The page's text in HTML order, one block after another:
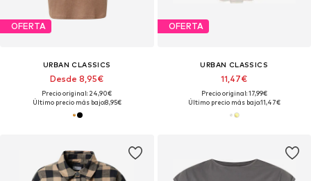
OFERTA
URBAN CLASSICS
Desde 8,95€
Precio original: 24,90€
Último precio más bajo:8,95€
OFERTA
URBAN CLASSICS
11,47€
Precio original: 17,99€
Último precio más bajo:11,47€